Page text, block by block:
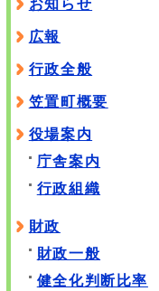
広報
行政全般
笠置町概要
役場案内
庁舎案内
行政組織
財政
財政一般
健全化判断比率